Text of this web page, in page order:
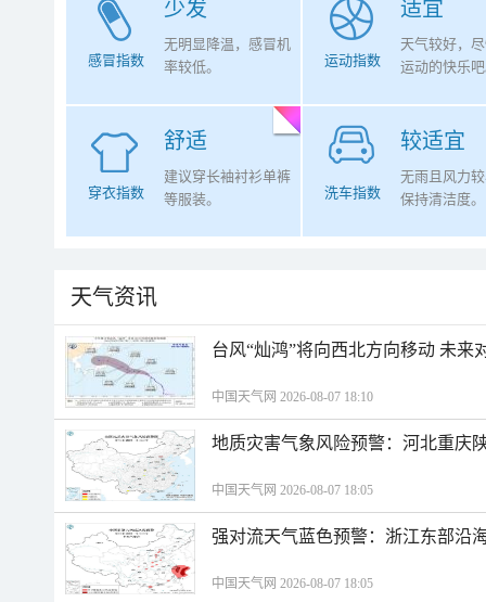
少发
感冒指数
无明显降温，感冒机
率较低。
适宜
运动指数
天气较好，
运动的快乐
舒适
穿衣指数
建议穿长袖衬衫单裤
等服装。
较适宜
洗车指数
无雨且风力
保持清洁度。
天气资讯
台风“灿鸿”将向西北方向移动 未来
中国天气网 2026-08-07 18:10
地质灾害气象风险预警：河北重庆
中国天气网 2026-08-07 18:05
强对流天气蓝色预警：浙江东部沿
中国天气网 2026-08-07 18:05